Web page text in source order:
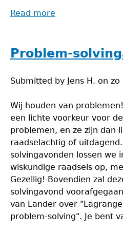
Read more
Problem-
Submitted by Jens H. on zo
Wij houden van
een lichte voorkeur voor
problemen, en ze zijn dan
raadselachtig of
solvingavonden lossen we
wiskundige raadsels op,
Gezellig! Bovendien zal
solvingavond
van Lander over
problem-solving". Je bent